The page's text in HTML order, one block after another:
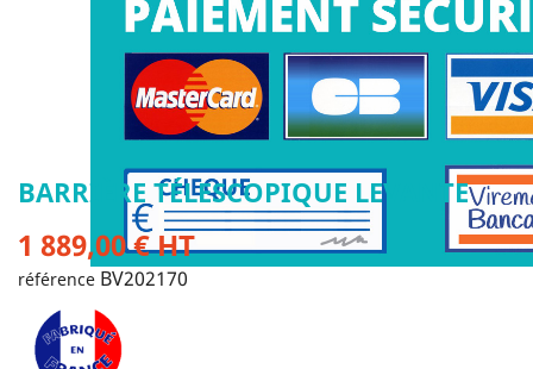
BARRIÈRE TÉLESCOPIQUE LEVANTE
1 889,00 € HT
référence BV202170